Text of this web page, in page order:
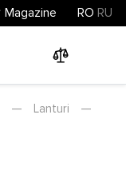
Magazine RO RU
— Lanturi
—